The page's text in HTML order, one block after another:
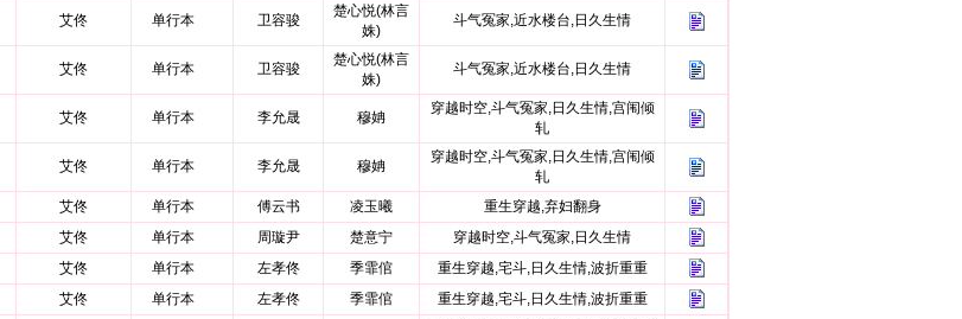
艾佟 单行本 卫容骏
楚心悦(林言
姝)
斗气冤家,近水楼台,日久生情
艾佟 单行本 卫容骏
楚心悦(林言
姝)
斗气冤家,近水楼台,日久生情
艾佟 单行本 李允晟 穆姌
穿越时空,斗气冤家,日久生情,宫闱倾
轧
艾佟 单行本 李允晟 穆姌
穿越时空,斗气冤家,日久生情,宫闱倾
轧
艾佟 单行本 傅云书 凌玉曦
重生穿越,弃妇翻身
艾佟 单行本 周璇尹 楚意宁
穿越时空,斗气冤家,日久生情
艾佟 单行本 左孝佟 季霏倌
重生穿越,宅斗,日久生情,波折重重
艾佟 单行本 左孝佟 季霏倌 重生穿越,宅斗,日久生情,波折重重